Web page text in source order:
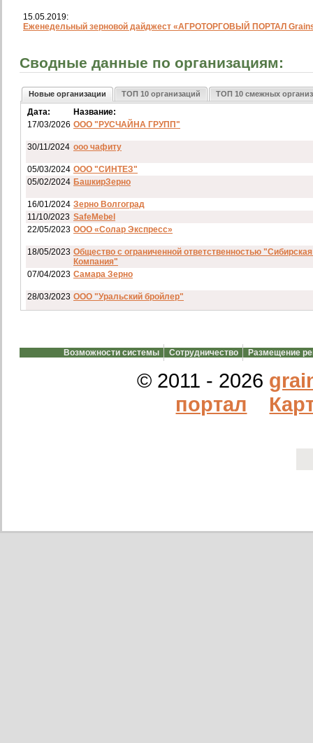
15.05.2019:
Еженедельный зерновой дайджест «АГРОТОРГОВЫЙ ПОРТАЛ
Сводные данные по организациям:
Новые организации ТОП 10 организаций ТОП 10 смежных
Дата:
Название:
17/03/2026 ООО "РУСЧАЙНА ГРУПП"
30/11/2024 ооо чафиту
05/03/2024 ООО "СИНТЕЗ"
05/02/2024 БашкирЗерно
16/01/2024 Зерно Волгоград
11/10/2023 SafeMebel
22/05/2023 ООО «Солар Экспресс»
18/05/2023 Общество с ограниченной ответственностью
Компания"
07/04/2023 Самара Зерно
28/03/2023 ООО "Уральский бройлер"
20/02/2023 GREENKO
Возможности системы Сотрудничество Размещение
© 2011 - 2026
портал